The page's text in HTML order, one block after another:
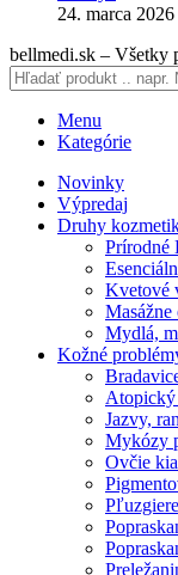
24. marca 2026
bellmedi.sk – Všetky
Menu
Kategórie
Novinky
Výpredaj
Druhy
Prírodné
Kvetové
Masážne
Mydlá,
Kožné
Atopický
Jazvy,
Mykózy
Ovčie